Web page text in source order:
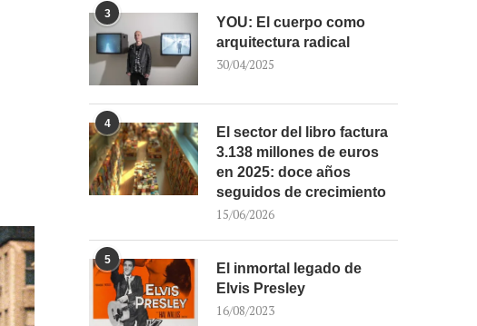
3
YOU: El cuerpo como
arquitectura radical
30/04/2025
4
El sector del libro factura
3.138 millones de euros
en 2025: doce años
seguidos de crecimiento
15/06/2026
5
El inmortal legado de
Elvis Presley
16/08/2023